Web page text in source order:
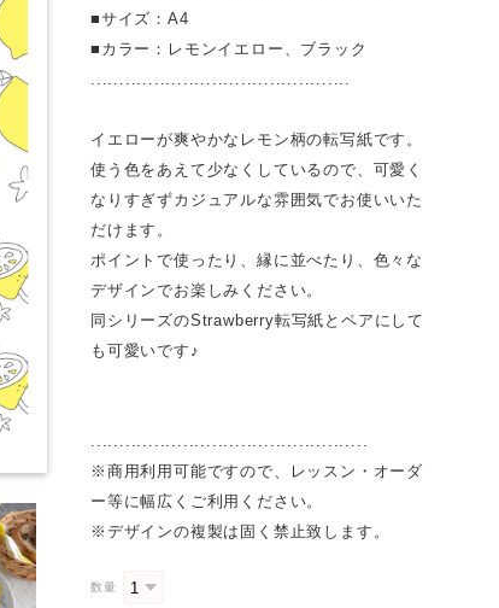
■サイズ：A4
■カラー：レモンイエロー、ブラック
.............................................
イエローが爽やかなレモン柄の転写紙です。
使う色をあえて少なくしているので、可愛く
なりすぎずカジュアルな雰囲気でお使いいた
だけます。
ポイントで使ったり、縁に並べたり、色々な
デザインでお楽しみください。
同シリーズのStrawberry転写紙とペアにして
も可愛いです♪
................................................
※商用利用可能ですので、レッスン・オーダ
ー等に幅広くご利用ください。
※デザインの複製は固く禁止致します。
数量